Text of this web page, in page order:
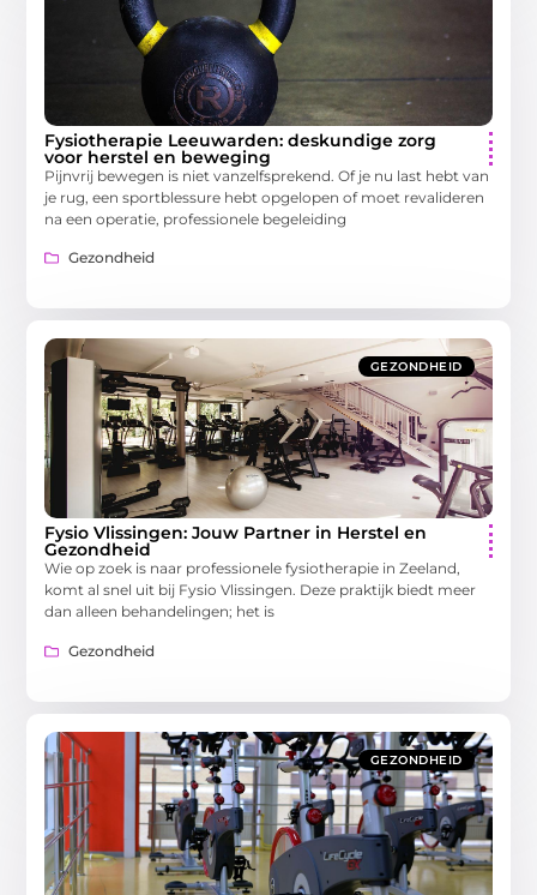
Fysiotherapie Leeuwarden: deskundige zorg
voor herstel en beweging
Pijnvrij bewegen is niet vanzelfsprekend. Of je nu last hebt van
je rug, een sportblessure hebt opgelopen of moet revalideren
na een operatie, professionele begeleiding
Gezondheid
GEZONDHEID
Fysio Vlissingen: Jouw Partner in Herstel en
Gezondheid
Wie op zoek is naar professionele fysiotherapie in Zeeland,
komt al snel uit bij Fysio Vlissingen. Deze praktijk biedt meer
dan alleen behandelingen; het is
Gezondheid
GEZONDHEID